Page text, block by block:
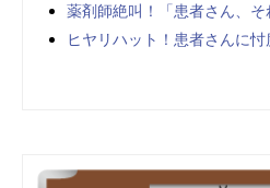
薬剤師絶叫！「患者さん、そ
ヒヤリハット！患者さんに忖